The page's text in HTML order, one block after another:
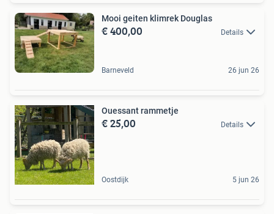
Mooi geiten klimrek Douglas
€ 400,00 Details
Barneveld 26 jun 26
Ouessant rammetje
€ 25,00 Details
Oostdijk 5 jun 26